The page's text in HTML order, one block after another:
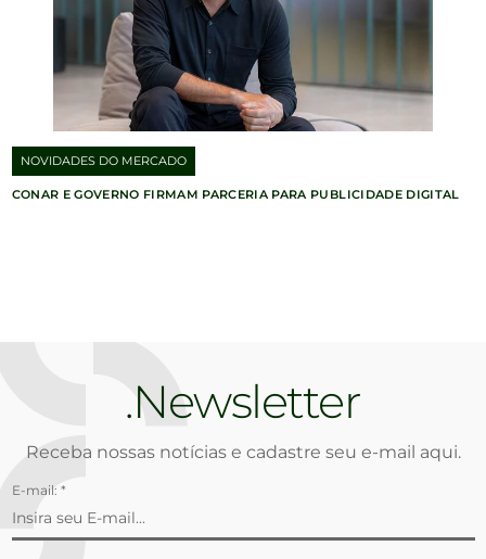
NOVIDADES DO MERCADO
CONAR E GOVERNO FIRMAM PARCERIA PARA PUBLICIDADE DIGITAL
Newsletter
Receba nossas notícias e cadastre seu e-mail aqui.
E-mail: *